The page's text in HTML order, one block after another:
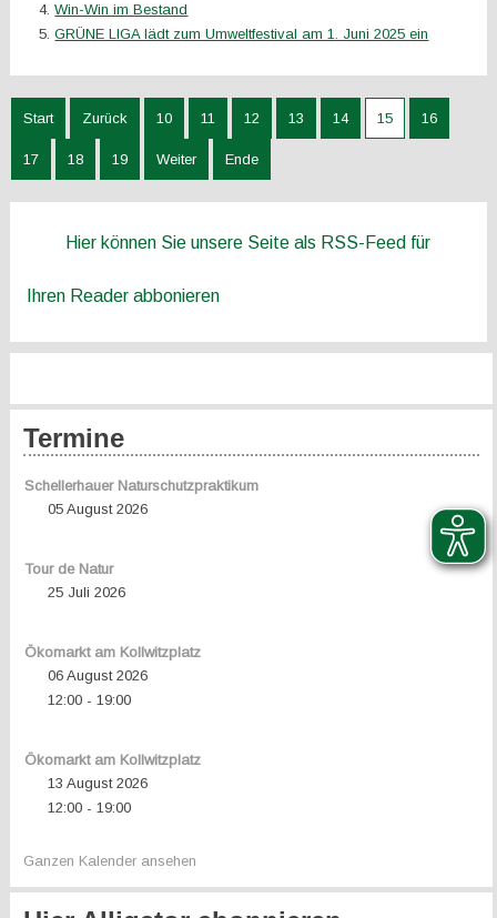
Win-Win im Bestand
GRÜNE LIGA lädt zum Umweltfestival am 1. Juni 2025 ein
Start Zurück 10 11 12 13 14 15 16
17 18 19 Weiter Ende
Hier können Sie unsere Seite als RSS-Feed für
Ihren Reader abbonieren
Termine
Schellerhauer Naturschutzpraktikum
05 August 2026
Tour de Natur
25 Juli 2026
Ökomarkt am Kollwitzplatz
06 August 2026
12:00- 19:00
Ökomarkt am Kollwitzplatz
13 August 2026
12:00- 19:00
Ganzen Kalender ansehen